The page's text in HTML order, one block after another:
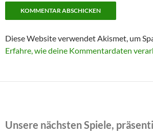
Diese Website verwendet Akismet, um
Erfahre, wie deine Kommentardaten
Unsere nächsten Spiele,